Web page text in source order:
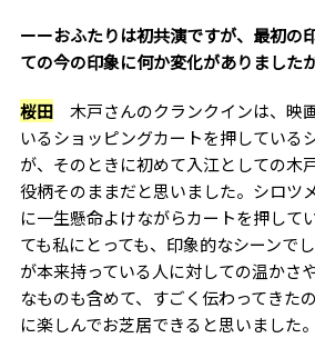
ーーおふたりは初共演ですが、最初の
ての今の印象に何か変化がありました
桜田
木戸さんのクランクインは、映
いるショッピングカートを押している
が、そのときに初めて入江としての木
役柄そのままだと思いました。シロツ
に一生懸命よけながらカートを押して
ても私にとっても、印象的なシーンで
が本来持っている人に対しての温かさ
なものも含めて、すごく伝わってきた
に楽しんでお芝居できると思いました。